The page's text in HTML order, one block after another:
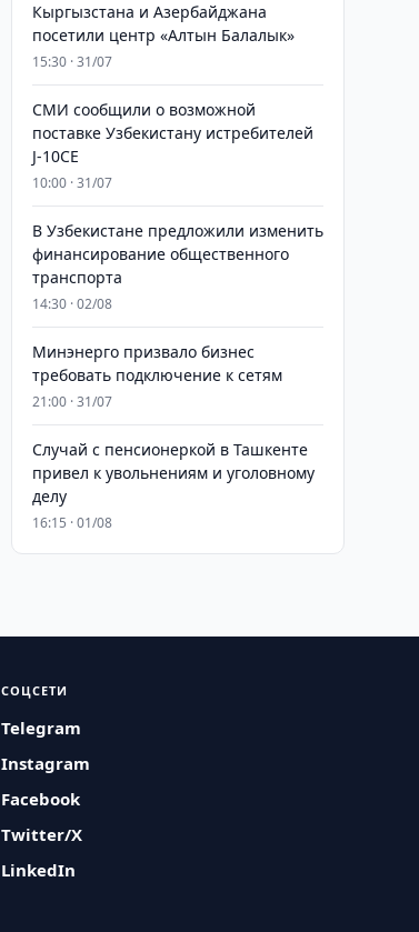
Кыргызстана и Азербайджана
посетили центр «Алтын Балалык»
15:30 · 31/07
СМИ сообщили о возможной
поставке Узбекистану истребителей
J-10CE
10:00 · 31/07
В Узбекистане предложили изменить
финансирование общественного
транспорта
14:30 · 02/08
Минэнерго призвало бизнес
требовать подключение к сетям
21:00 · 31/07
Случай с пенсионеркой в Ташкенте
привел к увольнениям и уголовному
делу
16:15 · 01/08
СОЦСЕТИ
Telegram
Instagram
Facebook
Twitter/X
LinkedIn